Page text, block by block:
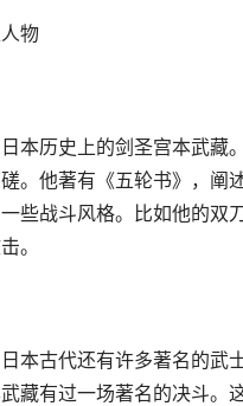
物
本历史上的剑圣宫本武藏
。他著有《五轮书》，阐
些战斗风格。比如他的双
。
本古代还有许多著名的
藏有过一场著名的决斗